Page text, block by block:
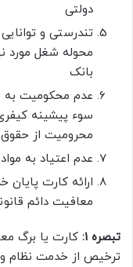
دولتی
تندرستی و
محوله شغل مورد
بانک
عدم محکومیت به
سوء پیشینه
محرومیت از
عدم اعتیاد به
ارائه کارت
معافیت دائم
تبصره 1:
کارت یا برگ
ترخیص از خدمت نظام